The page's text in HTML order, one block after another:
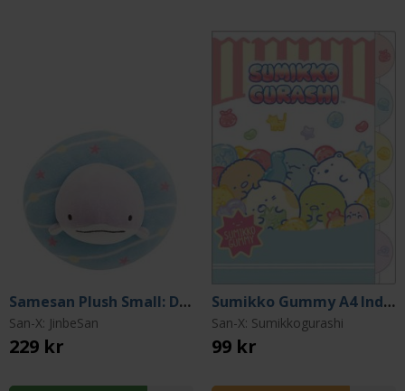
Samesan Plush Small: Donut Island
San-X: JinbeSan
229 kr
Sumikko Gummy A4 Index Folder
San-X: Sumikkogurashi
99 kr